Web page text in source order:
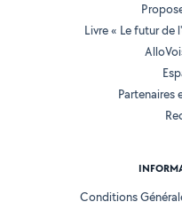
Livre « Le futur
Partenaires
Conditions